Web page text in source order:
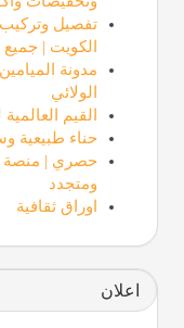
تفصيل وتركيب
الكويت |
مدونة
الولائي
القيم
حناء طبيعية
حصري | منصة
ومتجدد
اوراق ثقافية
اعلان